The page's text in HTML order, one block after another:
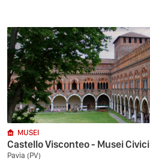
MUSEI
Castello Visconteo - Musei Civici
Pavia (PV)